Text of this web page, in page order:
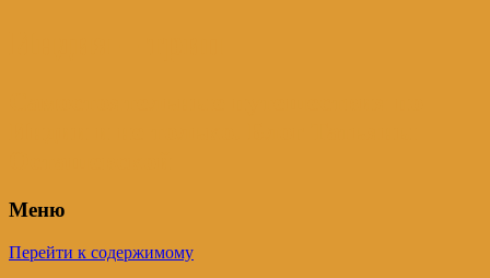
Меню
Перейти к содержимому